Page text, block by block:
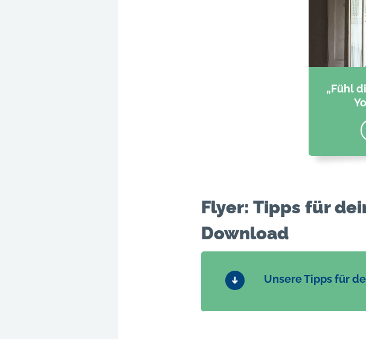
„Fühl
Flyer: Tipps für
Download
Unsere Tipps für